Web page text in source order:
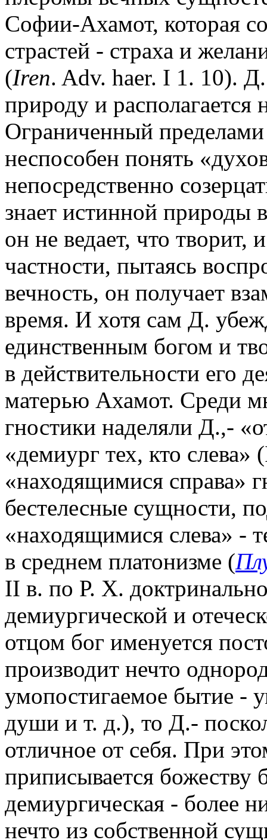
Софии-Ахамот, которая
страстей - страха и
(Iren. Adv. haer. I 1. 10).
природу и располагается
Ограниченный
неспособен понять
непосредственно
знает истинной природы
он не ведает, что
частности, пытаясь
вечность, он получает
время. И хотя сам Д.
единственным богом и
в действительности его
матерью Ахамот. Среди
гностики наделяли Д.,-
«демиург тех, кто
«находящимися справа»
бестелесные сущности,
«находящимися слева» -
в среднем платонизме (
II в. по Р. Х.
демиургической и
отцом бог именуется
производит нечто
умопостигаемое бытие -
души и т. д.), то Д.-
отличное от себя. При
приписывается божеству
демиургическая - более
нечто из собственной